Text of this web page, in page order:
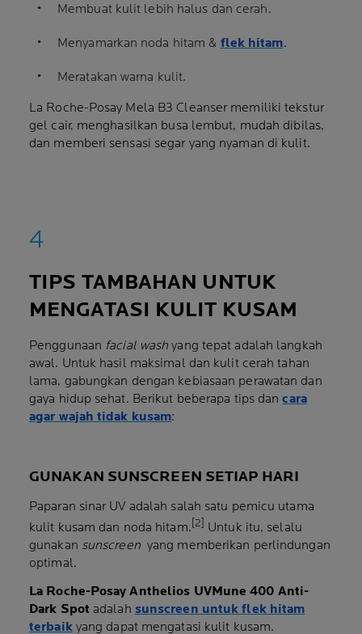
Membuat kulit lebih halus dan cerah.
Menyamarkan noda hitam & flek hitam.
Meratakan warna kulit.
La Roche-Posay Mela B3 Cleanser memiliki tekstur
gel cair, menghasilkan busa lembut, mudah dibilas,
dan memberi sensasi segar yang nyaman di kulit.
TIPS TAMBAHAN UNTUK
MENGATASI KULIT KUSAM
Penggunaan facial washyang tepat adalah langkah
awal. Untuk hasil maksimal dan kulit cerah tahan
lama, gabungkan dengan kebiasaan perawatan dan
gaya hidup sehat. Berikut beberapa tips dancara
agar wajah tidak kusam:
GUNAKAN SUNSCREEN SETIAP HARI
Paparan sinar UV adalah salah satu pemicu utama
kulit kusam dan noda hitam. [2]
Untuk itu, selalu
gunakan sunscreen yang memberikan perlindungan
optimal.
La Roche-Posay Anthelios UVMune 400 Anti-
Dark Spot adalah sunscreen untuk flek hitam
terbaikyang dapat mengatasi kulit kusam.